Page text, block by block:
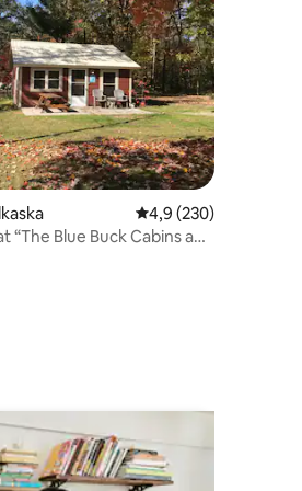
47 Prosječna ocjena:
4,9 (230)
“The Blue Buck Cabins and